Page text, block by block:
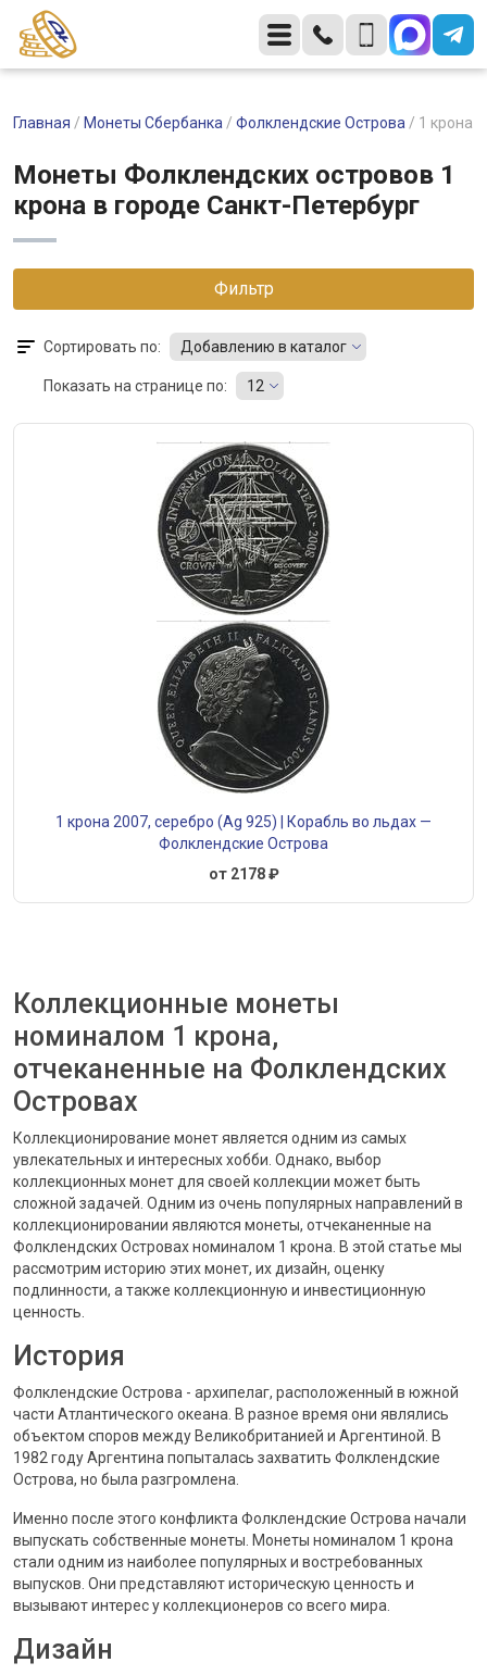
Главная / Монеты Сбербанка / Фолклендские Острова / 1 крона
Монеты Фолклендских островов 1
крона в городе Санкт-Петербург
Фильтр
Сортировать по: Добавлению в каталог
Показать на странице по: 12
1 крона 2007, серебро (Ag 925) | Корабль во льдах —
Фолклендские Острова
от 2178 ₽
Коллекционные монеты
номиналом 1 крона,
отчеканенные на Фолклендских
Островах
Коллекционирование монет является одним из самых
увлекательных и интересных хобби. Однако, выбор
коллекционных монет для своей коллекции может быть
сложной задачей. Одним из очень популярных направлений в
коллекционировании являются монеты, отчеканенные на
Фолклендских Островах номиналом 1 крона. В этой статье мы
рассмотрим историю этих монет, их дизайн, оценку
подлинности, а также коллекционную и инвестиционную
ценность.
История
Фолклендские Острова - архипелаг, расположенный в южной
части Атлантического океана. В разное время они являлись
объектом споров между Великобританией и Аргентиной. В
1982 году Аргентина попыталась захватить Фолклендские
Острова, но была разгромлена.
Именно после этого конфликта Фолклендские Острова начали
выпускать собственные монеты. Монеты номиналом 1 крона
стали одним из наиболее популярных и востребованных
выпусков. Они представляют историческую ценность и
вызывают интерес у коллекционеров со всего мира.
Дизайн